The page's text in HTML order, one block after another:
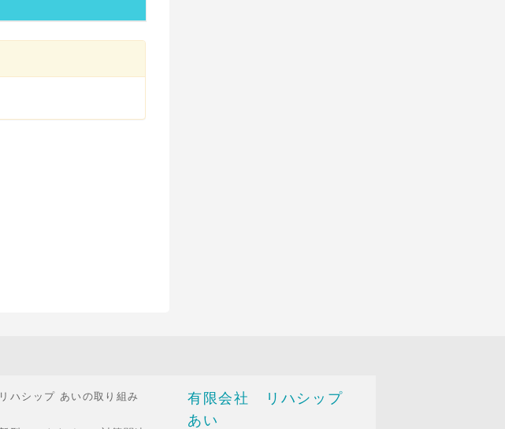
リハシップ あいの取り組み
有限会社 リハシップ
あい